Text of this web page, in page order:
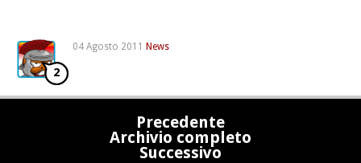
04 Agosto 2011 News
2
Precedente
Archivio completo
Successivo